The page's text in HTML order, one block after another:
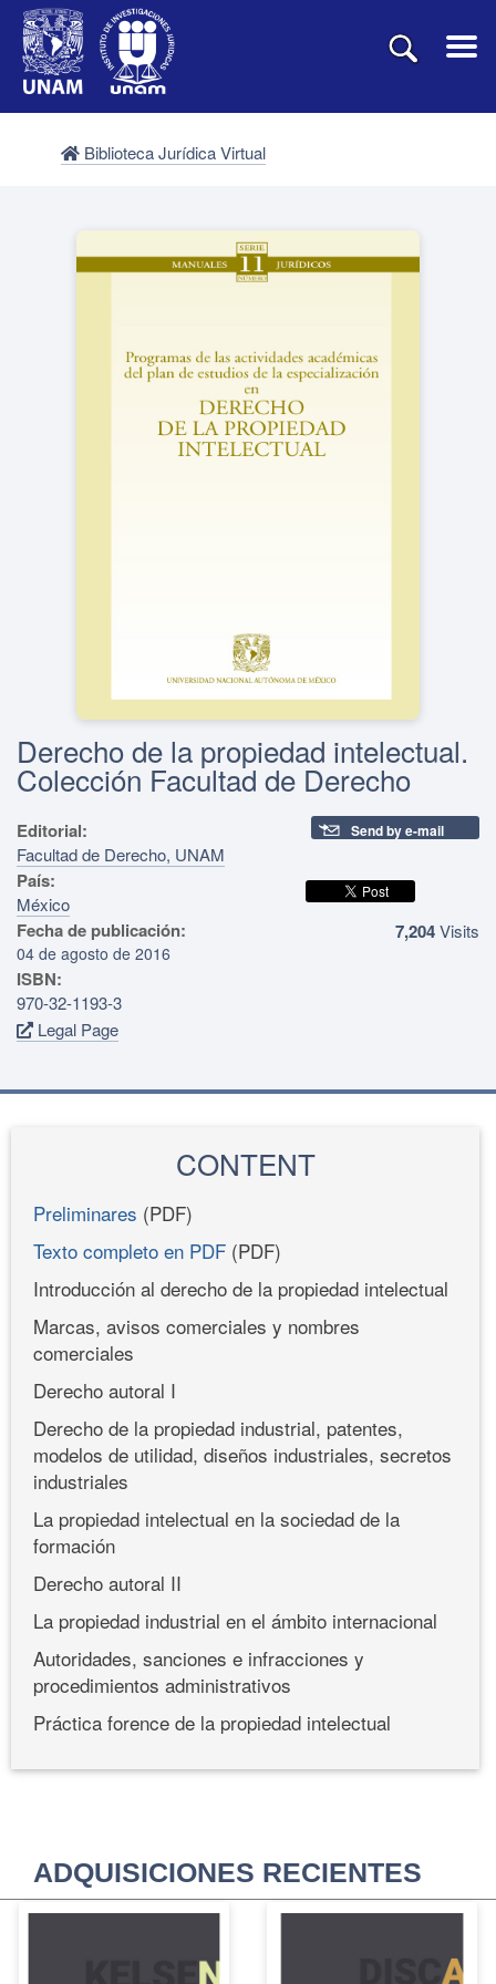
Biblioteca Jurídica Virtual
Derecho de la propiedad intelectual.
Colección Facultad de Derecho
Editorial:
Facultad de Derecho, UNAM
País:
México
Fecha de publicación:
04 de agosto de 2016
ISBN:
970-32-1193-3
Legal Page
Send by e-mail
7,204Visits
CONTENT
Preliminares (PDF)
Texto completo en PDF (PDF)
Introducción al derecho de la propiedad intelectual
Marcas, avisos comerciales y nombres
comerciales
Derecho autoral I
Derecho de la propiedad industrial, patentes,
modelos de utilidad, diseños industriales, secretos
industriales
La propiedad intelectual en la sociedad de la
formación
Derecho autoral II
La propiedad industrial en el ámbito internacional
Autoridades, sanciones e infracciones y
procedimientos administrativos
Práctica forence de la propiedad intelectual
ADQUISICIONES RECIENTES